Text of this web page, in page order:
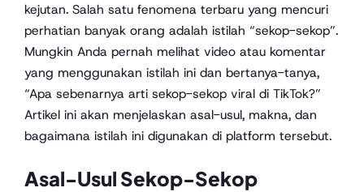
kejutan. Salah satu fenomena terbaru yang mencuri
perhatian banyak orang adalah istilah “sekop-sekop”.
Mungkin Anda pernah melihat video atau komentar
yang menggunakan istilah ini dan bertanya-tanya,
“Apa sebenarnya arti sekop-sekop viral di TikTok?”
Artikel ini akan menjelaskan asal-usul, makna, dan
bagaimana istilah ini digunakan di platform tersebut.
Asal-Usul Sekop-Sekop